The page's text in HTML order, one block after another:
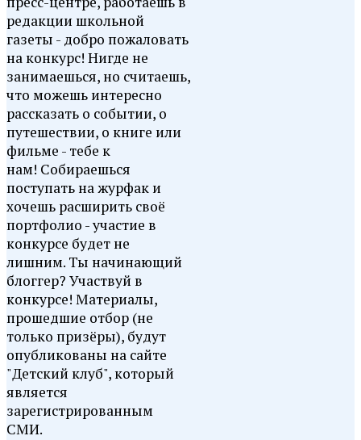
редакции школьной
газеты - добро пожаловать
на конкурс! Нигде не
занимаешься, но считаешь,
что можешь интересно
рассказать о событии, о
путешествии, о книге или
фильме - тебе к
нам! Собираешься
поступать на журфак и
хочешь расширить своё
портфолио - участие в
конкурсе будет не
лишним. Ты начинающий
блоггер? Участвуй в
конкурсе! Материалы,
прошедшие отбор (не
только призёры), будут
опубликованы на сайте
"Детский клуб", который
является
зарегистрированным
СМИ.